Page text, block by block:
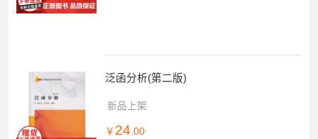
泛函分析(第二版)
新品上架
￥ 24.00